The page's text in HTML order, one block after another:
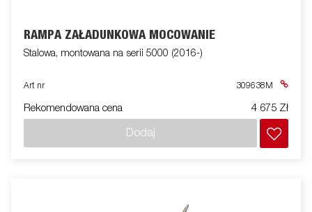
RAMPA ZAŁADUNKOWA MOCOWANIE
Stalowa, montowana na serii 5000 (2016-)
Art nr 309638M
Rekomendowana cena 4 675 Zł
Dodaj